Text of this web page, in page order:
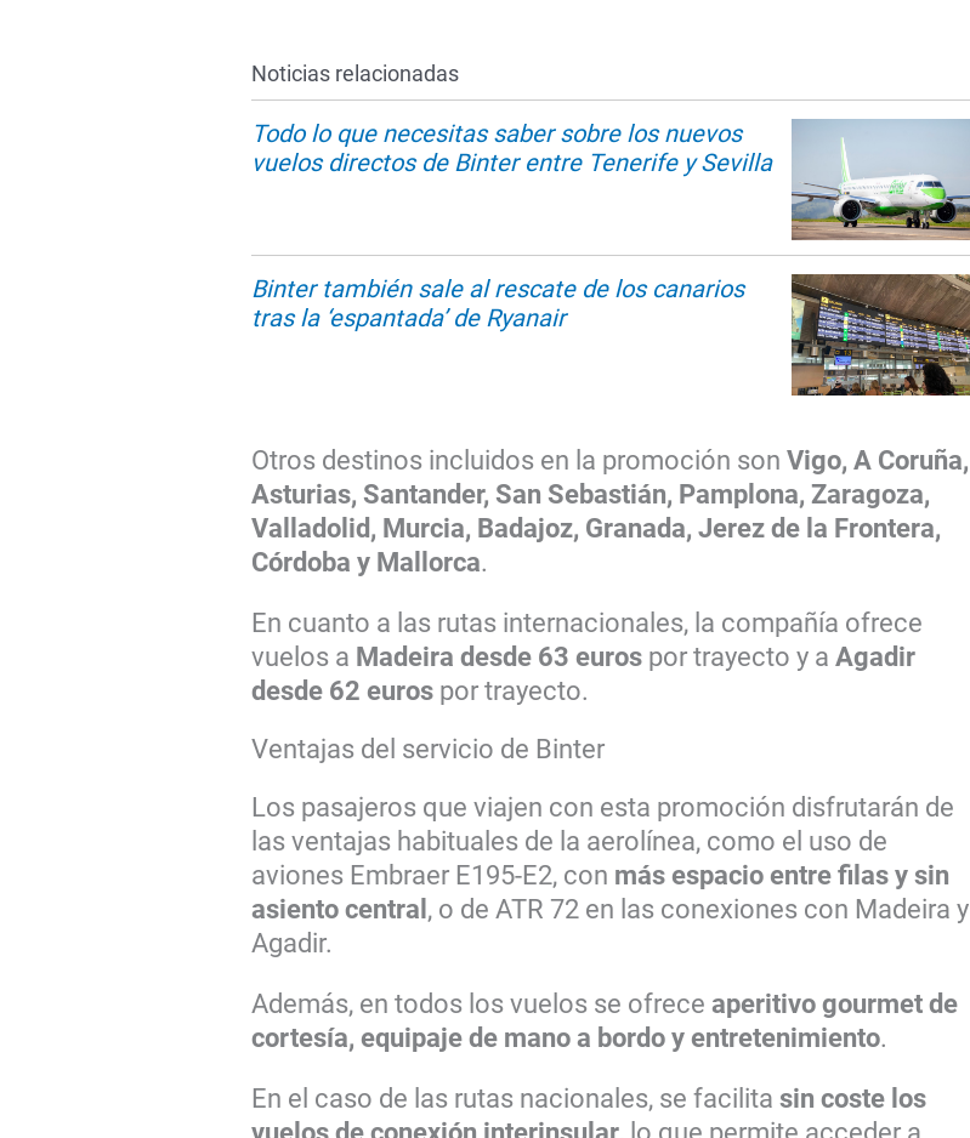
Noticias relacionadas
Todo lo que necesitas saber sobre los nuevos
vuelos directos de Binter entre Tenerife y Sevilla
Binter también sale al rescate de los canarios
tras la ‘espantada’ de Ryanair
Otros destinos incluidos en la promoción son Vigo, A Coruña,
Asturias, Santander, San Sebastián, Pamplona, Zaragoza,
Valladolid, Murcia, Badajoz, Granada, Jerez de la Frontera,
Córdoba y Mallorca.
En cuanto a las rutas internacionales, la compañía ofrece
vuelos a Madeira desde 63 euros por trayecto y a Agadir
desde 62 euros por trayecto.
Ventajas del servicio de Binter
Los pasajeros que viajen con esta promoción disfrutarán de
las ventajas habituales de la aerolínea, como el uso de
aviones Embraer E195-E2, con más espacio entre filas y sin
asiento central , o de ATR 72 en las conexiones con Madeira y
Agadir.
Además, en todos los vuelos se ofrece aperitivo gourmet de
cortesía, equipaje de mano a bordo y entretenimiento.
En el caso de las rutas nacionales, se facilita sin coste los